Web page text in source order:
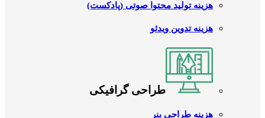
هزینه تولید محتوا صوتی (پادکست)
هزینه تدوین ویدئو
طراحی گرافیکی
هزینه طراحی بنر